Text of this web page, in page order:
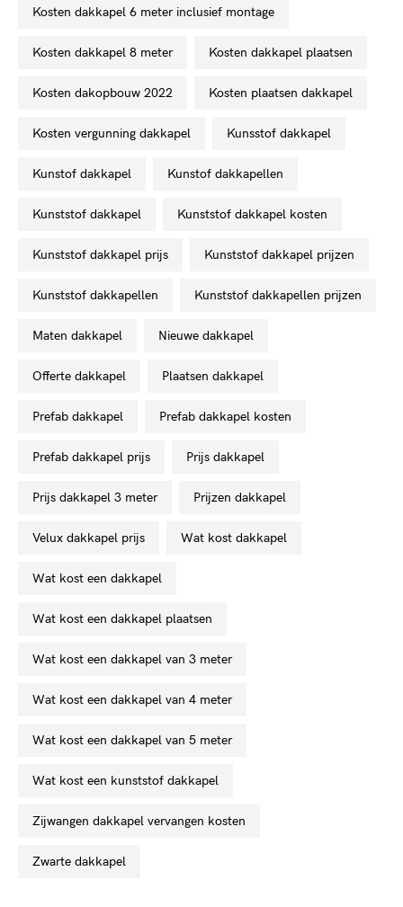
kosten dakkapel 6 meter inclusief montage
kosten dakkapel 8 meter kosten dakkapel plaatsen
kosten dakopbouw 2022 kosten plaatsen dakkapel
kosten vergunning dakkapel kunsstof dakkapel
kunstof dakkapel kunstof dakkapellen
kunststof dakkapel kunststof dakkapel kosten
kunststof dakkapel prijs kunststof dakkapel prijzen
kunststof dakkapellen kunststof dakkapellen prijzen
maten dakkapel nieuwe dakkapel
offerte dakkapel plaatsen dakkapel
prefab dakkapel prefab dakkapel kosten
prefab dakkapel prijs prijs dakkapel
prijs dakkapel 3 meter prijzen dakkapel
velux dakkapel prijs wat kost dakkapel
wat kost een dakkapel
wat kost een dakkapel plaatsen
wat kost een dakkapel van 3 meter
wat kost een dakkapel van 4 meter
wat kost een dakkapel van 5 meter
wat kost een kunststof dakkapel
zijwangen dakkapel vervangen kosten
zwarte dakkapel